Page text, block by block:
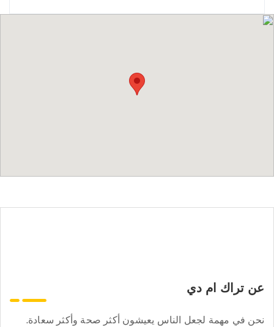
عن تراك ام دي
نحن في مهمة لجعل الناس يعيشون أكثر صحة وأكثر سعادة.